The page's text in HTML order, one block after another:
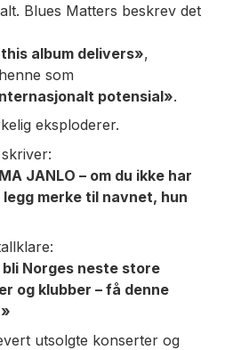
Blues Matters beskrev det
album delivers»,
som
potensial».
eksploderer.
JANLO – om du ikke har
merke til navnet, hun
Norges neste store
og klubber – få denne
utsolgte konserter og